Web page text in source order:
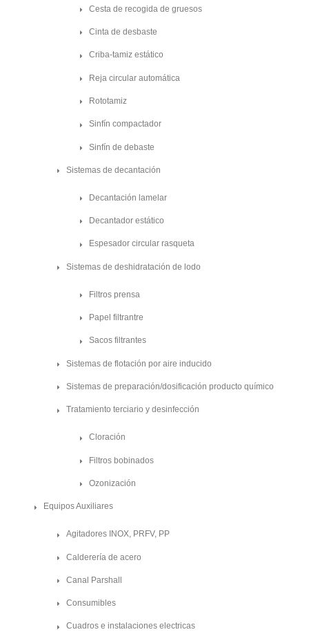
Cesta de recogida de gruesos
Cinta de desbaste
Criba-tamiz estático
Reja circular automática
Rototamiz
Sinfín compactador
Sinfín de debaste
Sistemas de decantación
Decantación lamelar
Decantador estático
Espesador circular rasqueta
Sistemas de deshidratación de lodo
Filtros prensa
Papel filtrantre
Sacos filtrantes
Sistemas de flotación por aire inducido
Sistemas de preparación/dosificación producto químico
Tratamiento terciario y desinfección
Cloración
Filtros bobinados
Ozonización
Equipos Auxiliares
Agitadores INOX, PRFV, PP
Calderería de acero
Canal Parshall
Consumibles
Cuadros e instalaciones electricas